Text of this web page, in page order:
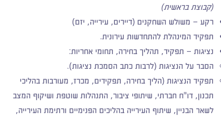
(קבוצת בראשית)
רקע – משולש השחקנים (דיירים, עירייה, יזם)
תפקיד המינהלת להתחדשות עירונית.
נציגות – תפקיד, תהליך בחירה, תחומי אחריות:
הסבר על הנציגות (לרבות כתב הסמכת נציגות).
תפקיד הנציגות (הליך בחירה, תפקידים, מכרז, מעורבות בהליכי
תכנון, דו"ח חברתי, שיתופי ציבור, התנהלות שוטפת ושיקוף המצב
לשאר הבניין, שיתוף העירייה בהליכים הפנימיים ורתימת העירייה,